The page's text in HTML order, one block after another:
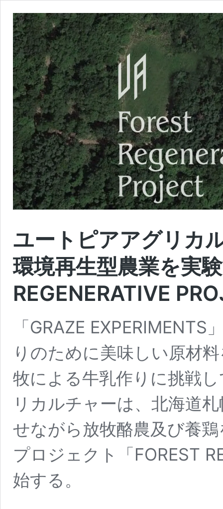
ユートピアアグリカ
環境再生型農業を実
REGENERATIVE
「GRAZE
りのために美味しい原材
牧による牛乳作りに挑戦
リカルチャーは、北海道
せながら放牧酪農及び養
プロジェクト「FOREST
始する。